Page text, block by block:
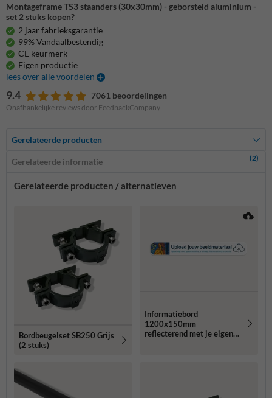
Montageframe TS3 staanders (30x30mm) - geborsteld aluminium -
set 2 stuks kopen?
2 jaar fabrieksgarantie
99% Vandaalbestendig
CE keurmerk
Eigen productie
lees over alle voordelen
9.4 7061 beoordelingen
Onafhankelijke reviews door FeedbackCompany
Gerelateerde producten
Gerelateerde informatie (2)
Gerelateerde producten / alternatieven
Bordbeugelset SB250 Grijs
(2 stuks)
Informatiebord
1200x150mm
reflecterend met je eigen